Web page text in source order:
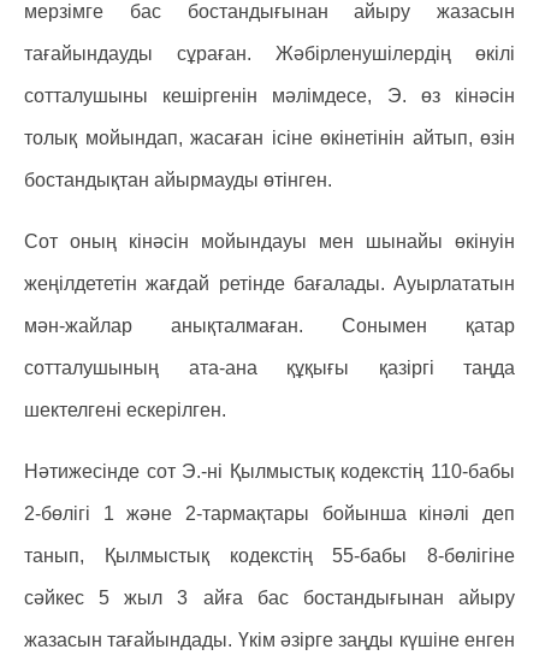
мерзімге бас бостандығынан айыру жазасын
тағайындауды сұраған. Жәбірленушілердің өкілі
сотталушыны кешіргенін мәлімдесе, Э. өз кінәсін
толық мойындап, жасаған ісіне өкінетінін айтып, өзін
бостандықтан айырмауды өтінген.
Сот оның кінәсін мойындауы мен шынайы өкінуін
жеңілдететін жағдай ретінде бағалады. Ауырлататын
мән-жайлар анықталмаған. Сонымен қатар
сотталушының ата-ана құқығы қазіргі таңда
шектелгені ескерілген.
Нәтижесінде сот Э.-ні Қылмыстық кодекстің 110-бабы
2-бөлігі 1 және 2-тармақтары бойынша кінәлі деп
танып, Қылмыстық кодекстің 55-бабы 8-бөлігіне
сәйкес 5 жыл 3 айға бас бостандығынан айыру
жазасын тағайындады. Үкім әзірге заңды күшіне енген